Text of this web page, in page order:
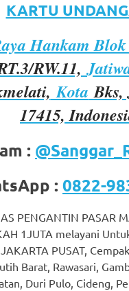
KARTU
Hankam
RW.11,
Kota Bks,
17415,
:
: 0822-
PENGANTIN PASAR
1JUTA melayani
PUSAT,
Barat, Rawasari,
Duri Pulo, Cideng,